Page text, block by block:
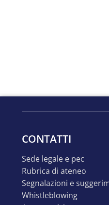
CONTATTI
sede legale e pec
rubrica di ateneo
segnalazioni e
whistleblowing